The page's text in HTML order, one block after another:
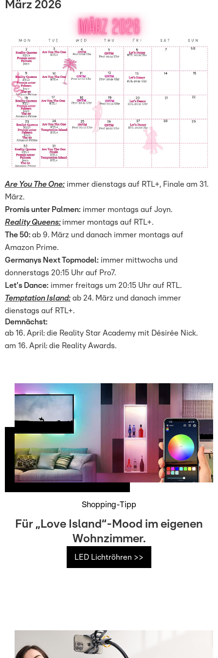
März 2026
Are You The One: immer dienstags auf RTL+, Finale am 31.
März.
Promis unter Palmen: immer montags auf Joyn.
Reality Queens: immer montags auf RTL+.
The 50: ab 9. März und danach immer montags auf
Amazon Prime.
Germanys Next Topmodel: immer mittwochs und
donnerstags 20:15 Uhr auf Pro7.
Let's Dance: immer freitags um 20:15 Uhr auf RTL.
Temptation Island: ab 24. März und danach immer
dienstags auf RTL+.
Demnächst:
ab 16. April: die Reality Star Academy mit Désirée Nick.
am 16. April: die Reality Awards.
Shopping-Tipp
Für „Love Island“-Mood im eigenen
Wohnzimmer.
LED Lichtröhren >>